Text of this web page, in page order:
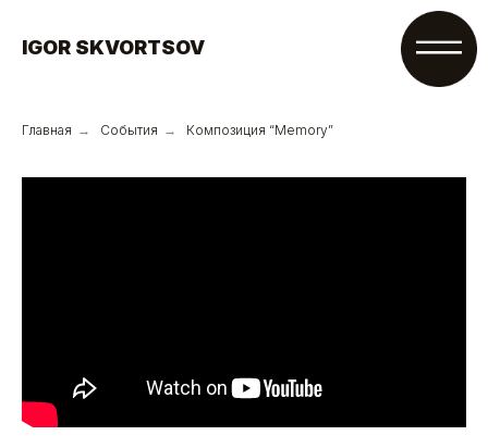
IGOR SKVORTSOV
Главная → События → Композиция “Memory”